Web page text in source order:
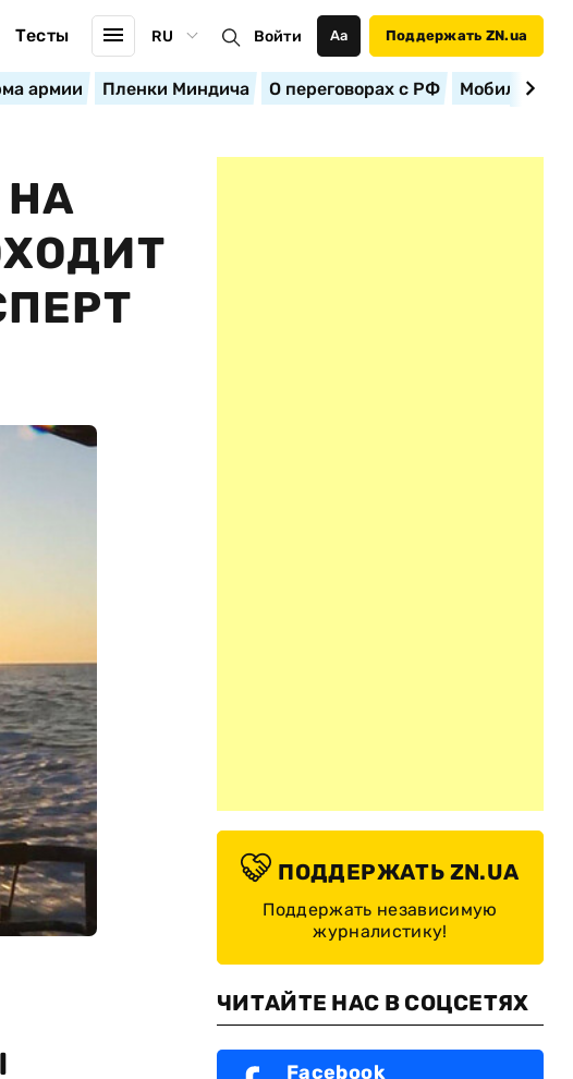
Тесты RU Войти Аа Поддержать ZN.ua
армии Пленки Миндича О переговорах с РФ
НА
ПОДДЕРЖАТЬ ZN.UA
Поддержать независимую
журналистику!
ЧИТАЙТЕ НАС В СОЦСЕТЯХ
Facebook